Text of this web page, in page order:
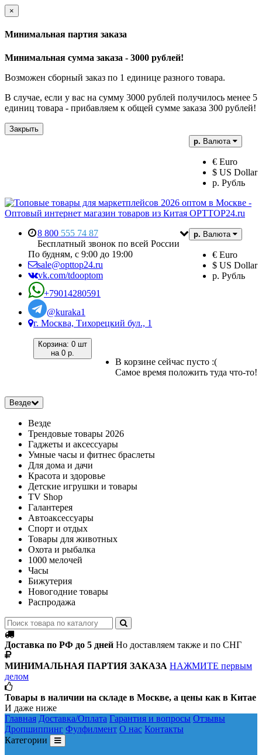
×
Минимальная партия заказа
Минимальная сумма заказа - 3000 рублей!
Возможен сборный заказ по 1 единице разного товара.
В случае, если у вас на сумму 3000 рублей получилось менее 5
единиц товара - прибавляем к общей сумме заказа 300 рублей!
Закрыть
р. Валюта
€ Euro
$ US Dollar
р. Рубль
р. Валюта
€ Euro
$ US Dollar
р. Рубль
8 800 555 74 87
Бесплатный звонок по всей России
По будням, с 9:00 до 19:00
sale@opttop24.ru
vk.com/tdooptom
+79014280591
@kuraka1
г. Москва, Тихорецкий бул., 1
Корзина: 0 шт
на 0 р.
В корзине сейчас пусто :(
Самое время положить туда что-то!
Везде
Везде
Трендовые товары 2026
Гаджеты и аксессуары
Умные часы и фитнес браслеты
Для дома и дачи
Красота и здоровье
Детские игрушки и товары
TV Shop
Галантерея
Автоаксессуары
Спорт и отдых
Товары для животных
Охота и рыбалка
1000 мелочей
Часы
Бижутерия
Новогодние товары
Распродажа
Доставка по РФ до 5 дней Но доставляем также и по СНГ
МИНИМАЛЬНАЯ ПАРТИЯ ЗАКАЗА НАЖМИТЕ первым
делом
Товары в наличии на складе в Москве, а цены как в Китае
И даже ниже
Главная Доставка/Оплата Гарантия и вопросы Отзывы
Дропшиппинг Фулфилмент О нас Контакты
Категории